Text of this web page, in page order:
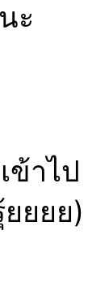
ะ
ข้าไป
ยยย)